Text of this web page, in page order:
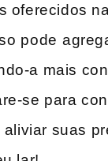
oferecidos
pode⁤
a mais​
se para
suas